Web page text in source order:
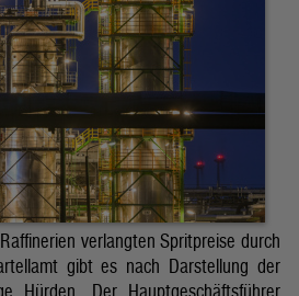
verlangten Spritpreise durch
gibt es nach Darstellung der
Hürden. Der Hauptgeschäftsführer